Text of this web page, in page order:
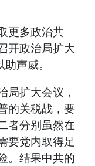
更多政治共
开政治局扩大
声威。
扩大会议，
的关税战，要
者分别虽然在
要党内取得足
。结果中共的